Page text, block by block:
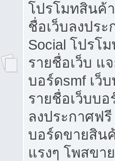
โปรโมทสินค้
ชื่อเว็บลงปร
Social โปรโ
รายชื่อเว็บ แ
บอร์ดsmf เว็
รายชื่อเว็บบ
ลงประกาศฟรี
บอร์ดขายสิน
แรงๆ โพสขา